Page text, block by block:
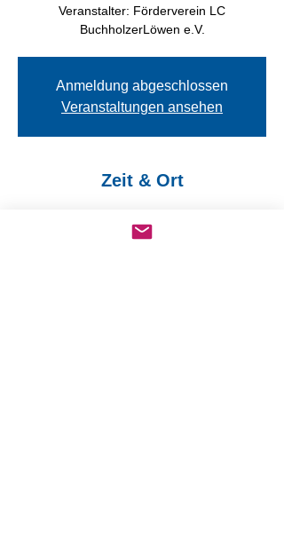
Veranstalter: Förderverein LC
BuchholzerLöwen e.V.
Anmeldung abgeschlossen
Veranstaltungen ansehen
Zeit & Ort
Wiesenstraße 25, 21244 Buchholz in der